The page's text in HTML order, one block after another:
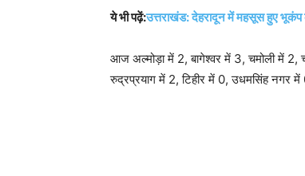
ये भी पढ़ें:उत्तराखंड: देहरादून में महसूस हुए
आज अल्मोड़ा में 2, बागेश्वर में 3, चमोली में 2,
रुद्रप्रयाग में 2, टिहीर में 0, उधमसिंह नगर